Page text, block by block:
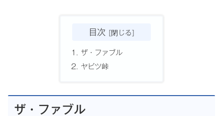
目次
ザ・ファブル
ヤビツ峠
ザ・ファブル